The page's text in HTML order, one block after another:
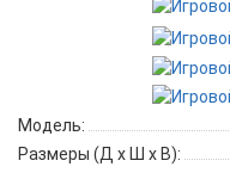
Модель:
Размеры (Д x Ш x В):